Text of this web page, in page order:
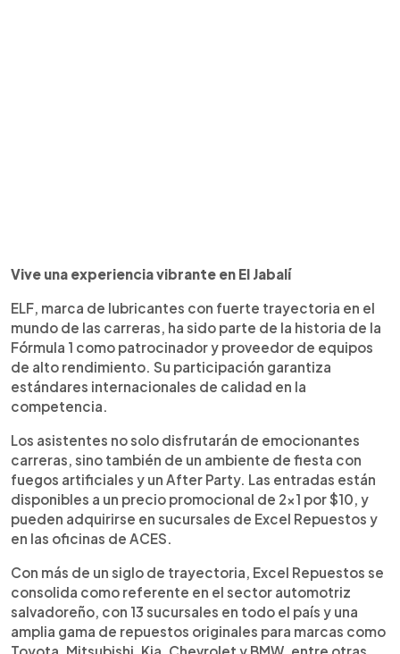
Vive una experiencia vibrante en El Jabalí
ELF, marca de lubricantes con fuerte trayectoria en el
mundo de las carreras, ha sido parte de la historia de la
Fórmula 1 como patrocinador y proveedor de equipos
de alto rendimiento. Su participación garantiza
estándares internacionales de calidad en la
competencia.
Los asistentes no solo disfrutarán de emocionantes
carreras, sino también de un ambiente de fiesta con
fuegos artificiales y un After Party. Las entradas están
disponibles a un precio promocional de 2x1 por $10, y
pueden adquirirse en sucursales de Excel Repuestos y
en las oficinas de ACES.
Con más de un siglo de trayectoria, Excel Repuestos se
consolida como referente en el sector automotriz
salvadoreño, con 13 sucursales en todo el país y una
amplia gama de repuestos originales para marcas como
Toyota, Mitsubishi, Kia, Chevrolet y BMW, entre otras.